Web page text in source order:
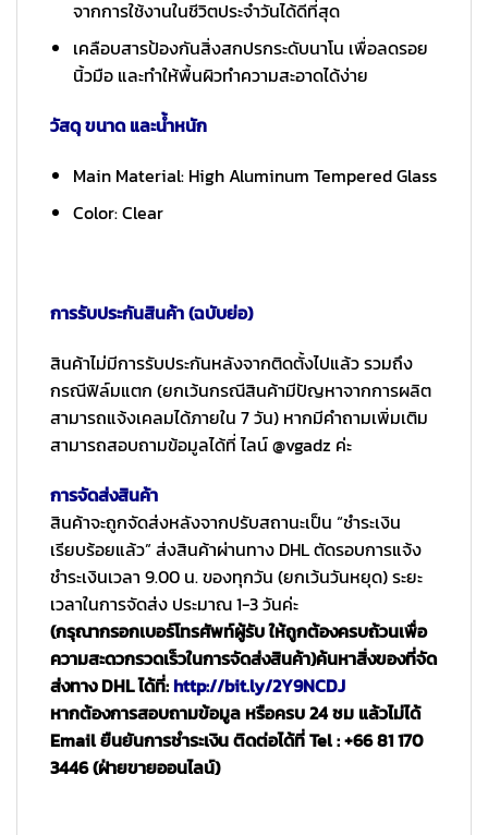
จากการใช้งานในชีวิตประจำวันได้ดีที่สุด
เคลือบสารป้องกันสิ่งสกปรกระดับนาโน เพื่อลดรอย
นิ้วมือ และทำให้พื้นผิวทำความสะอาดได้ง่าย
วัสดุ ขนาด และน้ำหนัก
Main Material: High Aluminum Tempered Glass
Color: Clear
การรับประกันสินค้า (ฉบับย่อ)
สินค้าไม่มีการรับประกันหลังจากติดตั้งไปแล้ว รวมถึง
กรณีฟิล์มแตก (ยกเว้นกรณีสินค้ามีปัญหาจากการผลิต
สามารถแจ้งเคลมได้ภายใน 7 วัน) หากมีคำถามเพิ่มเติม
สามารถสอบถามข้อมูลได้ที่ ไลน์ @vgadz ค่ะ
การจัดส่งสินค้า
สินค้าจะถูกจัดส่งหลังจากปรับสถานะเป็น “ชำระเงิน
เรียบร้อยแล้ว” ส่งสินค้าผ่านทาง DHL ตัดรอบการแจ้ง
ชำระเงินเวลา 9.00 น. ของทุกวัน (ยกเว้นวันหยุด) ระยะ
เวลาในการจัดส่ง ประมาณ 1-3 วันค่ะ
(กรุณากรอกเบอร์โทรศัพท์ผู้รับ ให้ถูกต้องครบถ้วนเพื่อ
ความสะดวกรวดเร็วในการจัดส่งสินค้า)ค้นหาสิ่งของที่จัด
ส่งทาง DHL ได้ที่:http://bit.ly/2Y9NCDJ
หากต้องการสอบถามข้อมูล หรือครบ 24 ชม แล้วไม่ได้
Email ยืนยันการชำระเงิน ติดต่อได้ที่ Tel : +66 81 170
3446 (ฝ่ายขายออนไลน์)